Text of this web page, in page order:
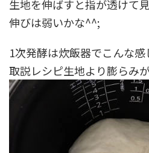
生地を伸ばすと指が透けて
伸びは弱いかな^^;
1次発酵は炊飯器でこんな感
取説レシピ生地より膨らみ